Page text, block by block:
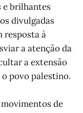
e brilhantes
divulgadas
resposta à
a atenção da
a extensão
povo palestino.
de